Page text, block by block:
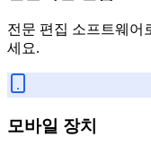
전문 편집 소프트웨어
세요.
모바일 장치